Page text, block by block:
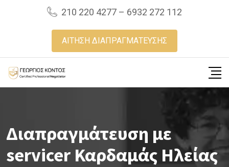
210 220 4277 – 6932 272 112
ΑΙΤΗΣΗ ΔΙΑΠΡΑΓΜΑΤΕΥΣΗΣ
Διαπραγμάτευση με
servicer Καρδαμάς Ηλείας